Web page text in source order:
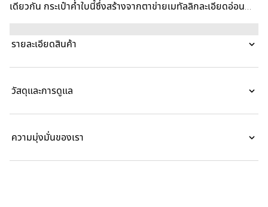
เดียวกัน กระเป๋าค่ำใบนี้ซึ่งสร้างจากตาข่ายเมทัลลิกละเอียดอ่อน
หูจับด้านบนได้
รายละเอียดสินค้า
วัสดุและการดูแล
ความมุ่งมั่นของเรา